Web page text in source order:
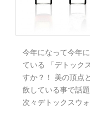
今年になって今年
ている 「デトック
すか？！ 美の頂点
飲している事で話
次々デトックスウ